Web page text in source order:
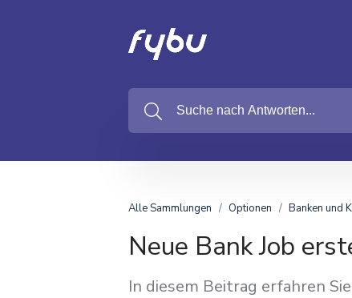
Alle Sammlungen Optionen Banken und
Neue Bank Job
In diesem Beitrag erfahren